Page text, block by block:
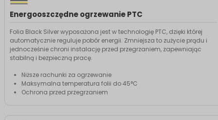
Energooszczędne ogrzewanie PTC
Folia Black Silver wyposażona jest w technologię PTC, dzięki której
automatycznie reguluje pobór energii. Zmniejsza to zużycie prądu i
jednocześnie chroni instalację przed przegrzaniem, zapewniając
stabilną i bezpieczną pracę.
Niższe rachunki za ogrzewanie
Maksymalna temperatura folii do 45°C
Ochrona przed przegrzaniem